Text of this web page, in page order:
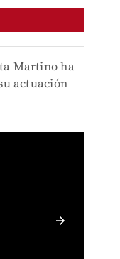
Martino ha
actuación